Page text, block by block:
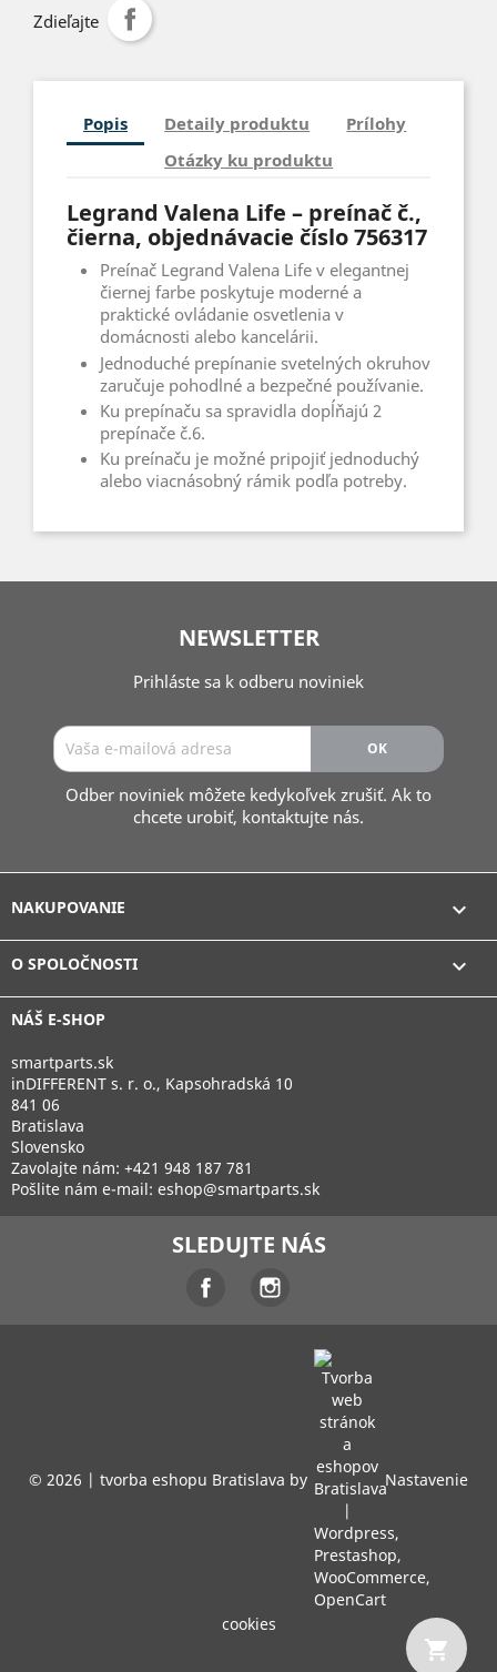
Zdieľajte
Popis Detaily produktu
Prílohy
Otázky ku produktu
Legrand Valena Life – preínač č.,
čierna, objednávacie číslo 756317
Preínač Legrand Valena Life v elegantnej
čiernej farbe poskytuje moderné a
praktické ovládanie osvetlenia v
domácnosti alebo kancelárii.
Jednoduché prepínanie svetelných okruhov
zaručuje pohodlné a bezpečné používanie.
Ku prepínaču sa spravidla dopĺňajú 2
prepínače č.6.
Ku preínaču je možné pripojiť jednoduchý
alebo viacnásobný rámik podľa potreby.
NEWSLETTER
Prihláste sa k odberu noviniek
Odber noviniek môžete kedykoľvek zrušiť. Ak to
chcete urobiť, kontaktujte nás.
NAKUPOVANIE 
O SPOLOČNOSTI 
NÁŠ E-SHOP
smartparts.sk
inDIFFERENT s. r. o., Kapsohradská 10
841 06
Bratislava
Slovensko
Zavolajte nám: +421 948 187 781
Pošlite nám e-mail: eshop@smartparts.sk
shopping_cart
SLEDUJTE NÁS
Facebook
© 2026 | tvorba eshopu Bratislava by Nastavenie
cookies